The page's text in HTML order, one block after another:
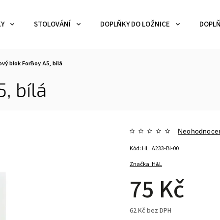
STOLOVÁNÍ DOPLŇKY DO LOŽNICE
blok ForBoy A5, bílá
bílá
Značka:H&L
75 Kč
62 Kč bez DPH
Kód:HL_A233-BI-00